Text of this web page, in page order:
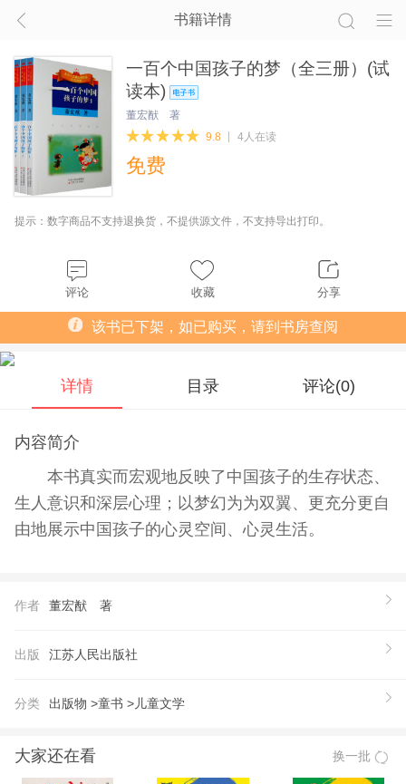
书籍详情
一百个中国孩子的梦（全三册）(试
读本)
董宏猷 著
9.8
4人在读
免费
提示：数字商品不支持退换货，不提供源文件，不支持导出打印。
评论 收藏 分享
该书已下架，如已购买，请到书房查阅
详情 目录 评论(0)
内容简介
本书真实而宏观地反映了中国孩子的生存状态、
生人意识和深层心理；以梦幻为为双翼、更充分更自
由地展示中国孩子的心灵空间、心灵生活。
作者 董宏猷 著
出版 江苏人民出版社
分类 出版物 >童书 >儿童文学
大家还在看 换一批